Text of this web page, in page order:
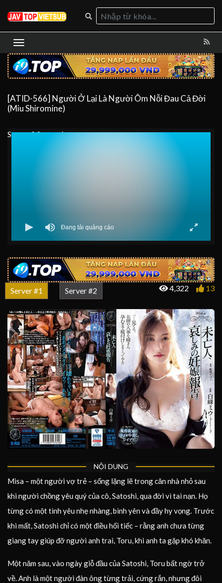
[ATID-566] Người Ở Lại Là Người Ôm Nỗi Đau Cả Đời
(Miu Shiromine)
Server 0Server 1
Server #1 Server #2 4,322 13
NỘI DUNG
Misa – một người vợ trẻ – sống lặng lẽ trong căn nhà nhỏ sau
khi người chồng yêu quý của cô, Satoshi, qua đời vì tai nạn. Họ
từng có một tình yêu nhẹ nhàng, bình yên và đầy hy vọng. Trước
khi mất, Satoshi chỉ có một điều hối tiếc – rằng anh chưa từng
giang tay giúp đỡ người anh trai, Toru, khi anh ta gặp khó khăn.
Một năm sau, vào ngày giỗ đầu của Satoshi, Toru bất ngờ trở
về. Anh là một người đàn ông từng trải, cứng rắn, nhưng đôi